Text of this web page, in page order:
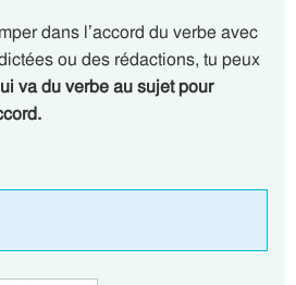
dans l’accord du verbe avec
ou des rédactions, tu peux
va du verbe au sujet pour